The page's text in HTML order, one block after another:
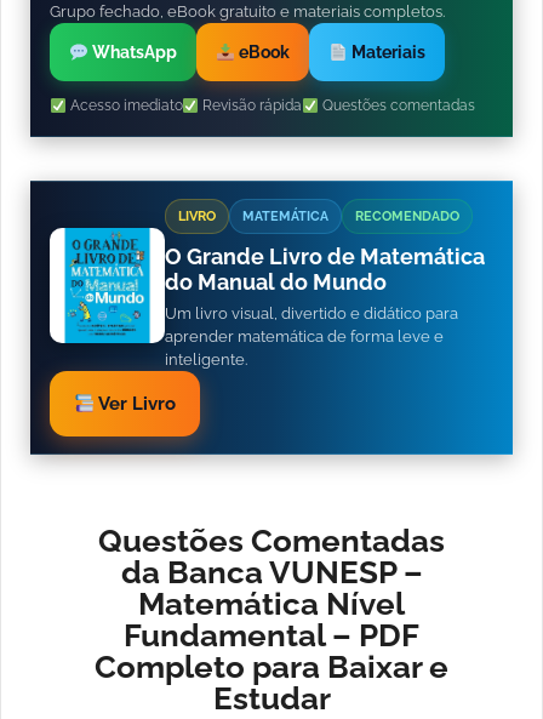
Grupo fechado, eBook gratuito e materiais completos.
WhatsApp eBook Materiais
Acesso imediato Revisão rápida Questões comentadas
LIVRO MATEMÁTICA RECOMENDADO
O Grande Livro de Matemática
do Manual do Mundo
Um livro visual, divertido e didático para
aprender matemática de forma leve e
inteligente.
Ver Livro
Questões Comentadas
da Banca VUNESP –
Matemática Nível
Fundamental – PDF
Completo para Baixar e
Estudar